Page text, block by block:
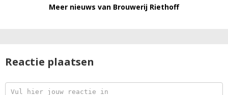
Meer nieuws van Brouwerij Riethoff
Reactie plaatsen